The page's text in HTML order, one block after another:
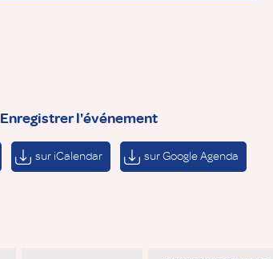
Enregistrer l'événement
sur iCalendar sur Google Agenda